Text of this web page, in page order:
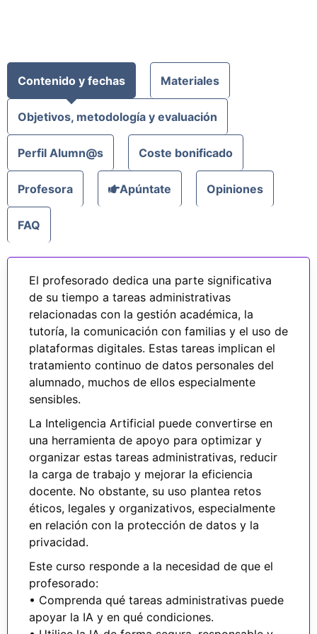
Contenido y fechas Materiales
Objetivos, metodología y evaluación
Perfil Alumn@s Coste bonificado
Profesora Apúntate Opiniones
FAQ
El profesorado dedica una parte significativa
de su tiempo a tareas administrativas
relacionadas con la gestión académica, la
tutoría, la comunicación con familias y el uso de
plataformas digitales. Estas tareas implican el
tratamiento continuo de datos personales del
alumnado, muchos de ellos especialmente
sensibles.
La Inteligencia Artificial puede convertirse en
una herramienta de apoyo para optimizar y
organizar estas tareas administrativas, reducir
la carga de trabajo y mejorar la eficiencia
docente. No obstante, su uso plantea retos
éticos, legales y organizativos, especialmente
en relación con la protección de datos y la
privacidad.
Este curso responde a la necesidad de que el
profesorado:
• Comprenda qué tareas administrativas puede
apoyar la IA y en qué condiciones.